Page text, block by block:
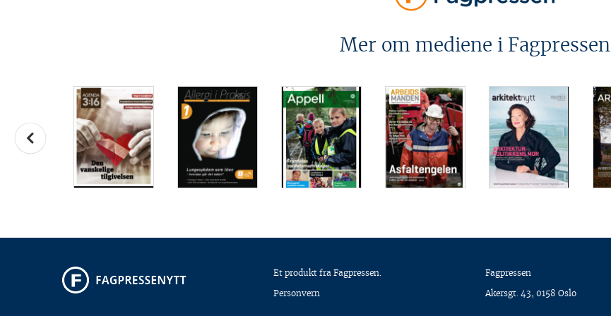
Mer om mediene i Fagpressen
Et produkt fra Fagpressen.
Personvern
Fagpressen
Akersgt. 43, 0158 Oslo